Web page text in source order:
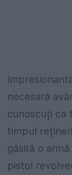
necesară
cunoscuți ca
timpul
găsită o
pistol